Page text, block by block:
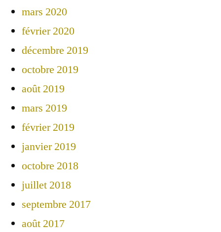
mars 2020
février 2020
décembre 2019
octobre 2019
août 2019
mars 2019
février 2019
janvier 2019
octobre 2018
juillet 2018
septembre 2017
août 2017